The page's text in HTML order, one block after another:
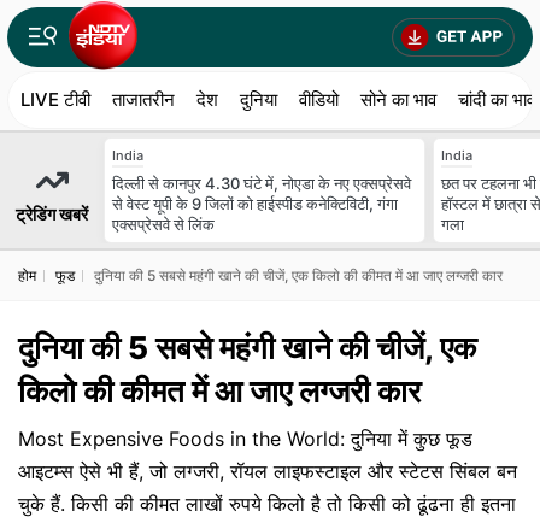
LIVE टीवी ताजातरीन देश दुनिया वीडियो सोने का भाव चांदी का भाव
ट्रेडिंग खबरें
India
दिल्ली से कानपुर 4.30 घंटे में, नोएडा के नए एक्सप्रेसवे
से वेस्ट यूपी के 9 जिलों को हाईस्पीड कनेक्टिविटी, गंगा
एक्सप्रेसवे से लिंक
India
छत पर टहलना भी
हॉस्टल में छात्रा
गला
होम फूड दुनिया की 5 सबसे महंगी खाने की चीजें, एक किलो की कीमत में आ जाए लग्जरी कार
दुनिया की 5 सबसे महंगी खाने की चीजें, एक
किलो की कीमत में आ जाए लग्जरी कार
Most Expensive Foods in the World: दुनिया में कुछ फूड
आइटम्स ऐसे भी हैं, जो लग्जरी, रॉयल लाइफस्टाइल और स्टेटस सिंबल बन
चुके हैं. किसी की कीमत लाखों रुपये किलो है तो किसी को ढूंढना ही इतना